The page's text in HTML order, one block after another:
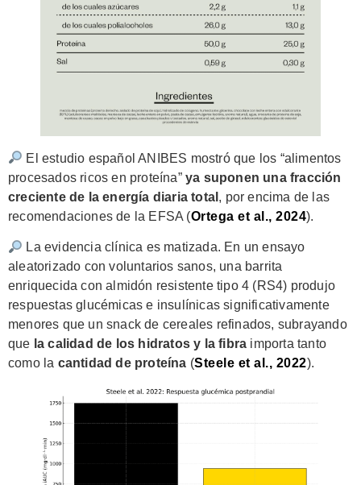
El estudio español ANIBES mostró que los “alimentos
procesados ricos en proteína” ya suponen una fracción
creciente de la energía diaria total , por encima de las
recomendaciones de la EFSA (Ortega et al., 2024).
La evidencia clínica es matizada. En un ensayo
aleatorizado con voluntarios sanos, una barrita
enriquecida con almidón resistente tipo 4 (RS4) produjo
respuestas glucémicas e insulínicas significativamente
menores que un snack de cereales refinados, subrayando
que la calidad de los hidratos y la fibra importa tanto
como la cantidad de proteína (Steele et al., 2022).